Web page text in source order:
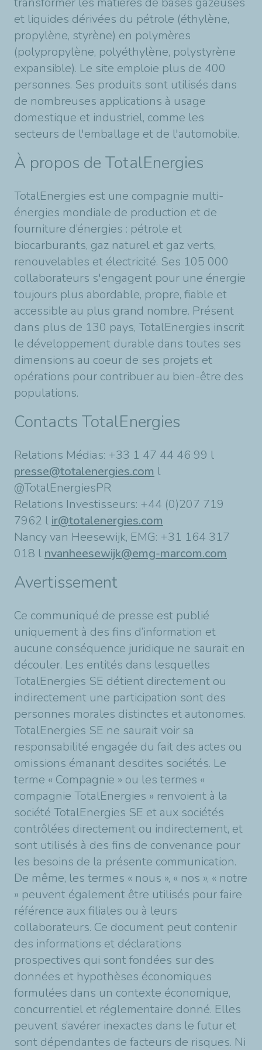
et liquides dérivées du pétrole (éthylène,
propylène, styrène) en polymères
(polypropylène, polyéthylène, polystyrène
expansible). Le site emploie plus de 400
personnes. Ses produits sont utilisés dans
de nombreuses applications à usage
domestique et industriel, comme les
secteurs de l'emballage et de l'automobile.
À propos de TotalEnergies
TotalEnergies est une compagnie multi-
énergies mondiale de production et de
fourniture d’énergies : pétrole et
biocarburants, gaz naturel et gaz verts,
renouvelables et électricité. Ses 105 000
collaborateurs s'engagent pour une énergie
toujours plus abordable, propre, fiable et
accessible au plus grand nombre. Présent
dans plus de 130 pays, TotalEnergies inscrit
le développement durable dans toutes ses
dimensions au coeur de ses projets et
opérations pour contribuer au bien-être des
populations.
Contacts TotalEnergies
Relations Médias: +33 1 47 44 46 99 l
presse@totalenergies.com l
@TotalEnergiesPR
Relations Investisseurs: +44 (0)207 719
7962 l ir@totalenergies.com
Nancy van Heesewijk, EMG: +31 164 317
018 l nvanheesewijk@emg-marcom.com
Avertissement
Ce communiqué de presse est publié
uniquement à des fins d’information et
aucune conséquence juridique ne saurait en
découler. Les entités dans lesquelles
TotalEnergies SE détient directement ou
indirectement une participation sont des
personnes morales distinctes et autonomes.
TotalEnergies SE ne saurait voir sa
responsabilité engagée du fait des actes ou
omissions émanant desdites sociétés. Le
terme « Compagnie » ou les termes «
compagnie TotalEnergies » renvoient à la
société TotalEnergies SE et aux sociétés
contrôlées directement ou indirectement, et
sont utilisés à des fins de convenance pour
les besoins de la présente communication.
De même, les termes « nous », « nos », « notre
» peuvent également être utilisés pour faire
référence aux filiales ou à leurs
collaborateurs. Ce document peut contenir
des informations et déclarations
prospectives qui sont fondées sur des
données et hypothèses économiques
formulées dans un contexte économique,
concurrentiel et réglementaire donné. Elles
peuvent s’avérer inexactes dans le futur et
sont dépendantes de facteurs de risques. Ni